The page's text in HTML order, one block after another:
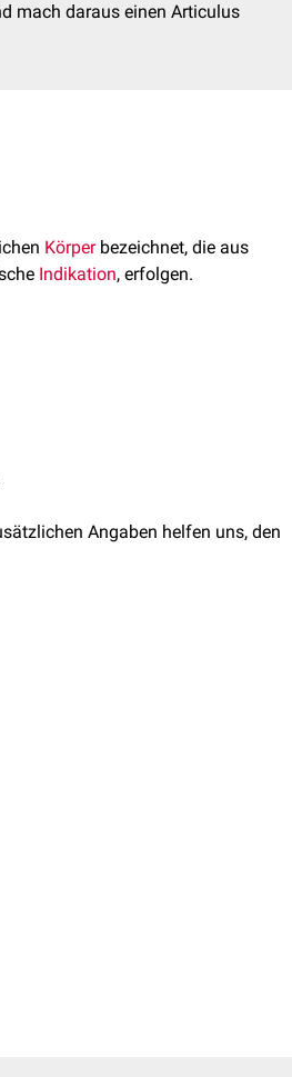
mach daraus einen Articulus
Körperbezeichnet, die aus
Indikation, erfolgen.
Kulturell begründete
Burning and Cutting
Angaben helfen uns, den